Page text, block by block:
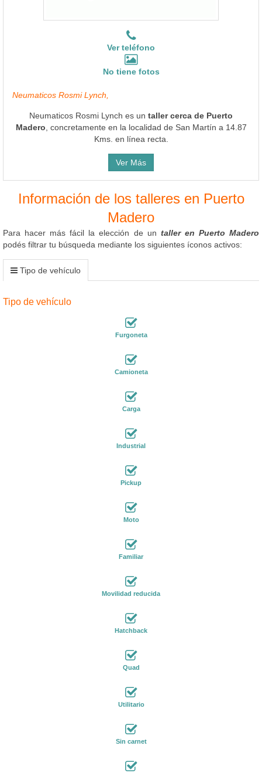
Ver teléfono
No tiene fotos
Neumaticos Rosmi Lynch,
Neumaticos Rosmi Lynch es un taller cerca de Puerto
Madero , concretamente en la localidad de San Martín a 14.87
Kms. en línea recta.
Ver Más
Información de los talleres en Puerto
Madero
Para hacer más fácil la elección de un taller en Puerto Madero
podés filtrar tu búsqueda mediante los siguientes íconos activos:
Tipo de vehículo
Tipo de vehículo
Furgoneta
Camioneta
Carga
Industrial
Pickup
Moto
Familiar
Movilidad reducida
Hatchback
Quad
Utilitario
Sin carnet